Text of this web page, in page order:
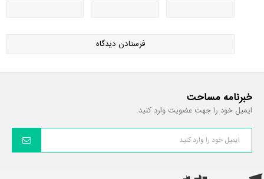
خبرنامه مساحت
ایمیل خود را جهت عضویت وارد کنید.